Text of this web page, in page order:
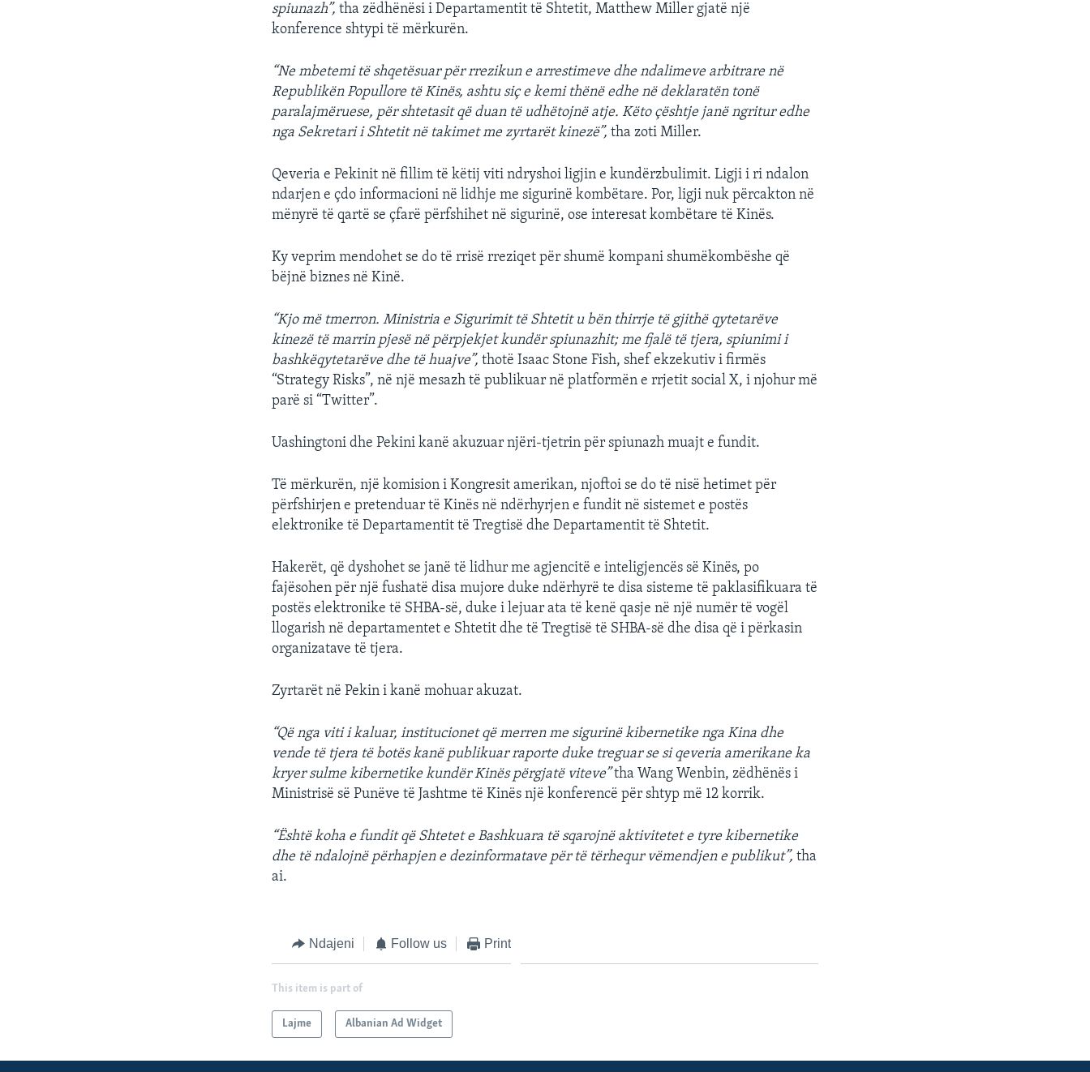
spiunazh”, tha zëdhënësi i Departamentit të Shtetit, Matthew Miller gjatë një
konference shtypi të mërkurën.
“Ne mbetemi të shqetësuar për rrezikun e arrestimeve dhe ndalimeve arbitrare në
Republikën Popullore të Kinës, ashtu siç e kemi thënë edhe në deklaratën tonë
paralajmëruese, për shtetasit që duan të udhëtojnë atje. Këto çështje janë ngritur edhe
nga Sekretari i Shtetit në takimet me zyrtarët kinezë”, tha zoti Miller.
Qeveria e Pekinit në fillim të këtij viti ndryshoi ligjin e kundërzbulimit. Ligji i ri ndalon
ndarjen e çdo informacioni në lidhje me sigurinë kombëtare. Por, ligji nuk përcakton në
mënyrë të qartë se çfarë përfshihet në sigurinë, ose interesat kombëtare të Kinës.
Ky veprim mendohet se do të rrisë rreziqet për shumë kompani shumëkombëshe që
bëjnë biznes në Kinë.
“Kjo më tmerron. Ministria e Sigurimit të Shtetit u bën thirrje të gjithë qytetarëve
kinezë të marrin pjesë në përpjekjet kundër spiunazhit; me fjalë të tjera, spiunimi i
bashkëqytetarëve dhe të huajve”,thotë Isaac Stone Fish, shef ekzekutiv i firmës
“Strategy Risks”, në një mesazh të publikuar në platformën e rrjetit social X, i njohur më
parë si “Twitter”.
Uashingtoni dhe Pekini kanë akuzuar njëri-tjetrin për spiunazh muajt e fundit.
Të mërkurën, një komision i Kongresit amerikan, njoftoi se do të nisë hetimet për
përfshirjen e pretenduar të Kinës në ndërhyrjen e fundit në sistemet e postës
elektronike të Departamentit të Tregtisë dhe Departamentit të Shtetit.
Hakerët, që dyshohet se janë të lidhur me agjencitë e inteligjencës së Kinës, po
fajësohen për një fushatë disa mujore duke ndërhyrë te disa sisteme të paklasifikuara të
postës elektronike të SHBA-së, duke i lejuar ata të kenë qasje në një numër të vogël
llogarish në departamentet e Shtetit dhe të Tregtisë të SHBA-së dhe disa që i përkasin
organizatave të tjera.
Zyrtarët në Pekin i kanë mohuar akuzat.
“Që nga viti i kaluar, institucionet që merren me sigurinë kibernetike nga Kina dhe
vende të tjera të botës kanë publikuar raporte duke treguar se si qeveria amerikane ka
kryer sulme kibernetike kundër Kinës përgjatë viteve”tha Wang Wenbin, zëdhënës i
Ministrisë së Punëve të Jashtme të Kinës një konferencë për shtyp më 12 korrik.
“Është koha e fundit që Shtetet e Bashkuara të sqarojnë aktivitetet e tyre kibernetike
dhe të ndalojnë përhapjen e dezinformatave për të tërhequr vëmendjen e publikut”, tha
ai.
Ndajeni Follow us Print
This item is part of
Lajme Albanian Ad Widget